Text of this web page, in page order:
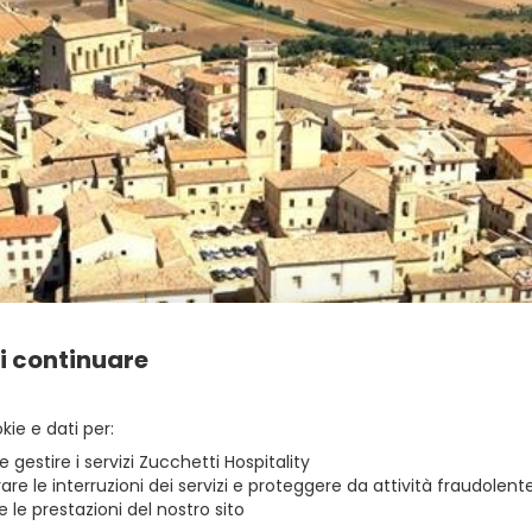
zbe_arrow_back INDIETRO
continuare
e dati per
gestire i servizi Zucchetti Hospitality
le interruzioni dei servizi e proteggere da attività
le prestazioni del nostro sito